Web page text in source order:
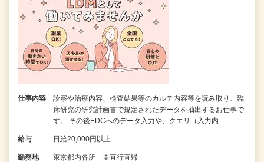
仕事内容
診察や治療内容、検査結果等のカルテ内容等を読み取り、臨
床研究の研究計画書で規定されたデータを抽出するお仕事で
す。 その後EDCへのデータ入力や、クエリ（入力内…
給与 日給20,000円以上
勤務地 東京都内各所 ※直行直帰